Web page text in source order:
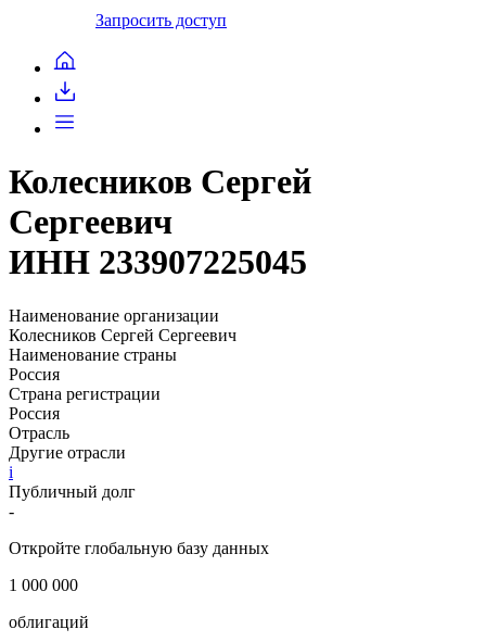
Запросить доступ
Колесников Сергей
Сергеевич
ИНН 233907225045
Наименование организации
Колесников Сергей Сергеевич
Наименование страны
Россия
Страна регистрации
Россия
Отрасль
Другие отрасли
i
Публичный долг
-
Откройте глобальную базу данных
1 000 000
облигаций